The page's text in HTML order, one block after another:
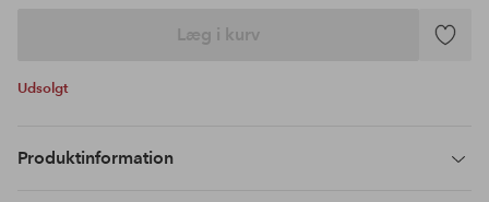
Læg i kurv
Tilføj
Udsolgt
Produktinformation